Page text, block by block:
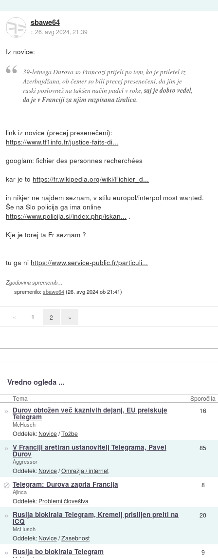
sbawe64
::26. avg 2024, 21:39
Iz novice:
39-letnega Durova so Francozi prijeli po tem, ko je priletel iz
Azerbajdžana, ob čemer so bili precej presenečeni, da jim je
ruski poslovnež na takšen način padel v roke, saj je dobro vedel,
da je v Franciji za njim razpisana tiralica.
link iz novice (precej presenečeni):
https://www.tf1info.fr/justice-faits-di...
googlam: fichier des personnes recherchées
kar je to https://fr.wikipedia.org/wiki/Fichier_d...
in nikjer ne najdem seznam, v stilu europol/interpol most wanted.
Še na Slo policija ga ima online
https://www.policija.si/index.php/iskan... .
Kje je torej ta Fr seznam ?
tu ga ni https://www.service-public.fr/particuli...
Zgodovina sprememb…
spremenilo:sbawe64(26. avg 2024 ob 21:41)
« 1 2 »
Vredno ogleda ...
Tema Sporočila
» Durov obtožen več kaznivih dejanj, EU preiskuje
Telegram
McHusch
Oddelek: Novice/Tožbe
16
» V Franciji aretiran ustanovitelj Telegrama, Pavel
Durov
Aggressor
Oddelek: Novice/Omrežja / internet
85
⊘ Telegram: Durova zaprla Francija
Ajinca
Oddelek: Problemi človeštva
8
» Rusija blokirala Telegram, Kremelj prisiljen preiti na
ICQ
McHusch
Oddelek: Novice/Zasebnost
20
» Rusija bo blokirala Telegram 9